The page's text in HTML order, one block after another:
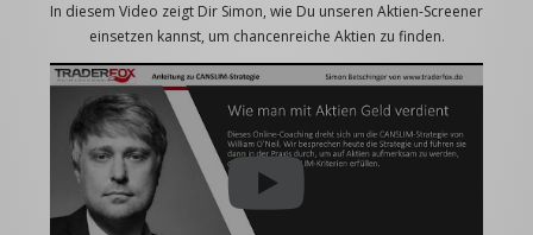
In diesem Video zeigt Dir Simon, wie Du unseren Aktien-Screener
einsetzen kannst, um chancenreiche Aktien zu finden.